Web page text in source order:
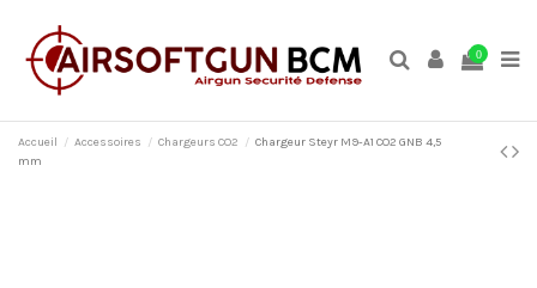
0
Accueil Accessoires Chargeurs CO2
Chargeur Steyr M9-A1 CO2 GNB 4,5
mm